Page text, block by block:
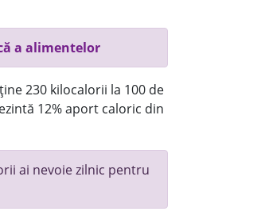
a alimentelor
230 kilocalorii la 100 de
12% aport caloric din
ai nevoie zilnic pentru